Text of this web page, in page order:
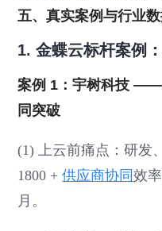
五、真实案例与行业
1. 金蝶云标杆案例
案例 1：宇树科技 ——
同突破
(1) 上云前痛点：研发
1800 +供应商协同效
月。